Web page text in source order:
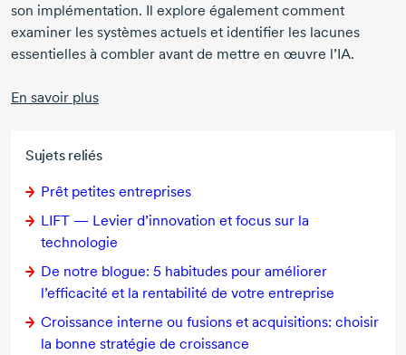
Sujets reliés
Prêt petites entreprises
LIFT — Levier d’innovation et focus sur la
technologie
De notre blogue: 5 habitudes pour améliorer
l’efficacité et la rentabilité de votre entreprise
Croissance interne ou fusions et acquisitions: choisir
la bonne stratégie de croissance
son implémentation. Il explore également comment
examiner les systèmes actuels et identifier les lacunes
essentielles à combler avant de mettre en œuvre l’IA.
En savoir plus